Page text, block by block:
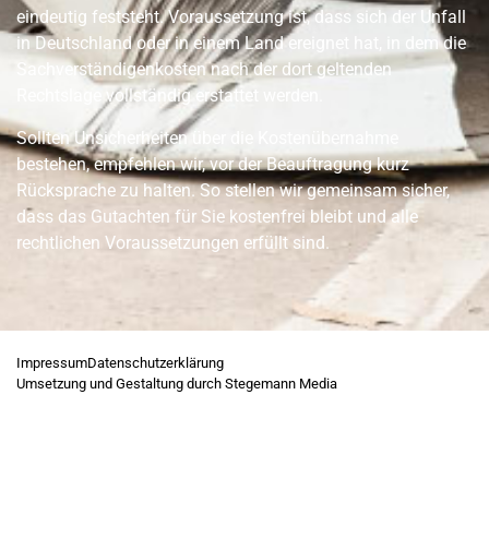
eindeutig feststeht. Voraussetzung ist, dass sich der Unfall
in Deutschland oder in einem Land ereignet hat, in dem die
Sachverständigenkosten nach der dort geltenden
Rechtslage vollständig erstattet werden.
Sollten Unsicherheiten über die Kostenübernahme
bestehen, empfehlen wir, vor der Beauftragung kurz
Rücksprache zu halten. So stellen wir gemeinsam sicher,
dass das Gutachten für Sie kostenfrei bleibt und alle
rechtlichen Voraussetzungen erfüllt sind.
ImpressumDatenschutzerklärung
Umsetzung und Gestaltung durch Stegemann Media